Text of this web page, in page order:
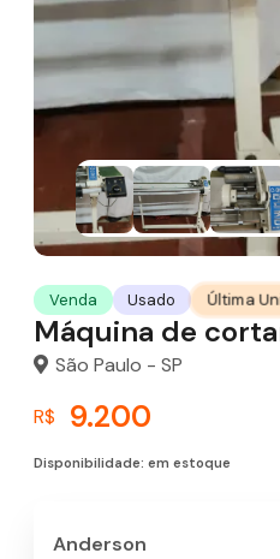
Venda Usado Última
Máquina de
São Paulo - SP
R$ 9.200
Disponibilidade: em estoque
Anderson